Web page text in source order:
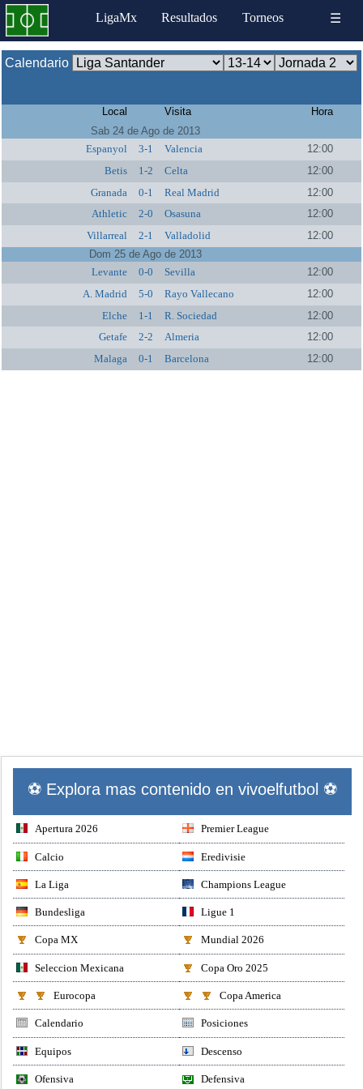
LigaMx Resultados Torneos ☰
Calendario
Local Visita
Hora
Sab 24 de Ago de 2013
Espanyol
3-1 Valencia
12:00
Betis
1-2 Celta
12:00
Granada
0-1 Real Madrid
12:00
Athletic
2-0 Osasuna
12:00
Villarreal
2-1 Valladolid
12:00
Dom 25 de Ago de 2013
Levante
0-0 Sevilla
12:00
A. Madrid
5-0 Rayo Vallecano
12:00
Elche
1-1 R. Sociedad
12:00
Getafe
2-2 Almeria
12:00
Malaga
0-1 Barcelona 12:00
⚽ Explora mas contenido en vivoelfutbol ⚽
Apertura 2026 Premier League
Calcio Eredivisie
La Liga Champions League
Bundesliga Ligue 1
Copa MX Mundial 2026
Seleccion Mexicana Copa Oro 2025
Eurocopa Copa America
Calendario Posiciones
Equipos Descenso
Ofensiva Defensiva